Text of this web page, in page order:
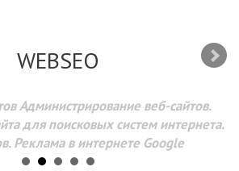
WEBSEO
Администрирование веб-сайтов.
для поисковых систем интернета.
Реклама в интернете Google